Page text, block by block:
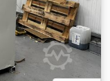
2 550 mm
szczegóły
Wszystkie
i/lub